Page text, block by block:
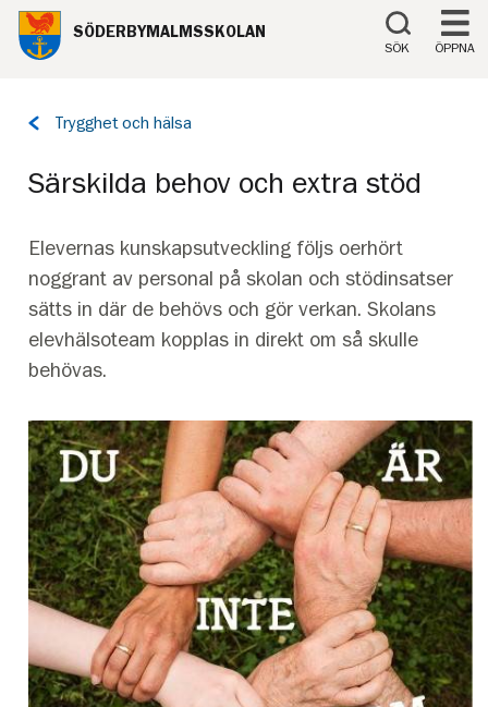
Till innehåll på sidan
SÖDERBYMALMSSKOLAN
SÖK ÖPPNA
Tillbaka
Trygghet och hälsa
Särskilda behov och extra stöd
Elevernas kunskapsutveckling följs oerhört
noggrant av personal på skolan och stödinsatser
sätts in där de behövs och gör verkan. Skolans
elevhälsoteam kopplas in direkt om så skulle
behövas.